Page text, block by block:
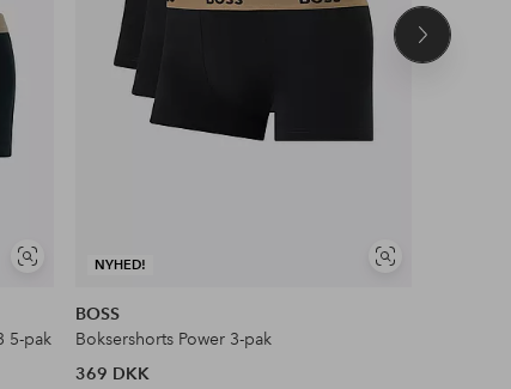
Se
5-pak
NYHED!
Se
BOSS
Boksershorts Power 3-pak
369 DKK
Næste